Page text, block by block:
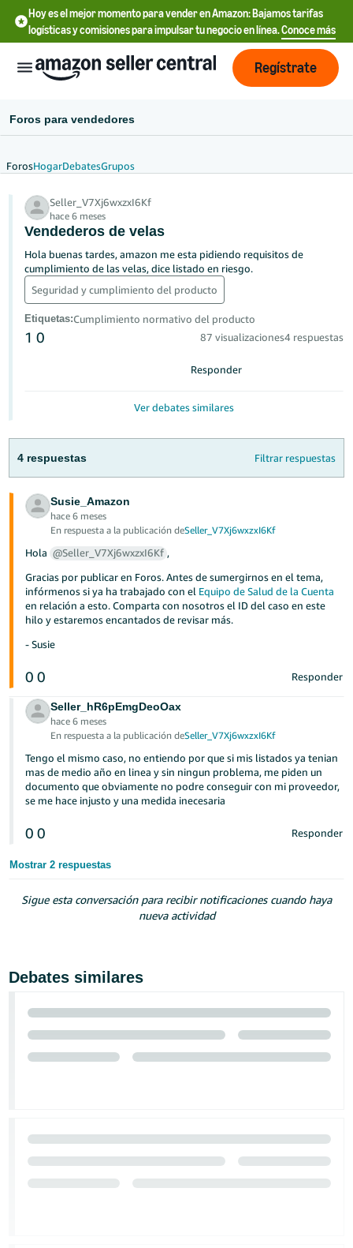
Hoy es el mejor momento para vender en Amazon: Bajamos tarifas
logísticas y comisiones para impulsar tu negocio en línea.Conoce más
Español
FR
中
文
CN
Deutsch
日
本
語
-
JP
Español
- MX
English
- MX
Iniciar
Sesión
Regístrate
Regístrate
Foros para vendedores
ForosHogarDebatesGrupos
Seller_V7Xj6wxzxI6Kf
hace 6 meses
Vendederos de velas
Hola buenas tardes, amazon me esta pidiendo requisitos de
cumplimiento de las velas, dice listado en riesgo.
Seguridad y cumplimiento del producto
Etiquetas:Cumplimiento normativo del producto
1 0 87 visualizaciones4 respuestas
Responder
Ver debates similares
4 respuestas Filtrar respuestas
Susie_Amazon
hace 6 meses
En respuesta a la publicación deSeller_V7Xj6wxzxI6Kf
Hola @Seller_V7Xj6wxzxI6Kf ,
Gracias por publicar en Foros. Antes de sumergirnos en el tema,
infórmenos si ya ha trabajado con el Equipo de Salud de la Cuenta
en relación a esto. Comparta con nosotros el ID del caso en este
hilo y estaremos encantados de revisar más.
- Susie
0 0 Responder
Seller_hR6pEmgDeoOax
hace 6 meses
En respuesta a la publicación deSeller_V7Xj6wxzxI6Kf
Tengo el mismo caso, no entiendo por que si mis listados ya tenian
mas de medio año en linea y sin ningun problema, me piden un
documento que obviamente no podre conseguir con mi proveedor,
se me hace injusto y una medida inecesaria
0 0 Responder
Mostrar 2 respuestas
Sigue esta conversación para recibir notificaciones cuando haya
nueva actividad
Debates similares